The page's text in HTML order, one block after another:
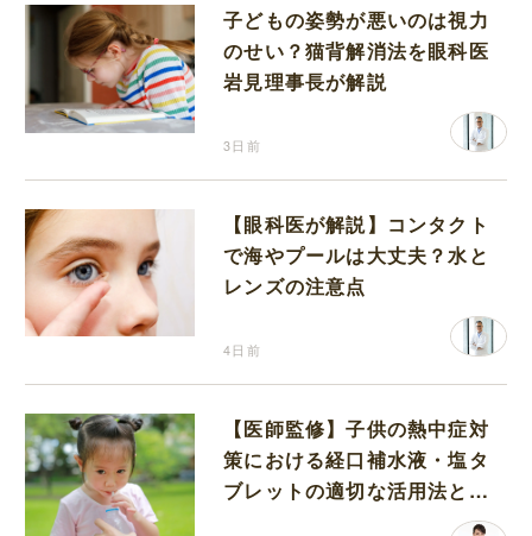
子どもの姿勢が悪いのは視力
のせい？猫背解消法を眼科医
岩見理事長が解説
3日前
【眼科医が解説】コンタクト
で海やプールは大丈夫？水と
レンズの注意点
4日前
【医師監修】子供の熱中症対
策における経口補水液・塩タ
ブレットの適切な活用法と水